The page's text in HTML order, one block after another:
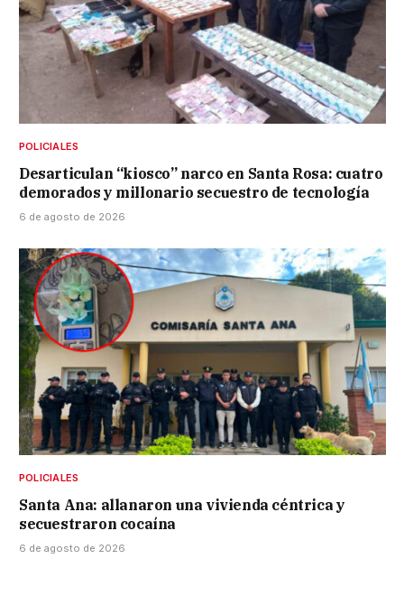
POLICIALES
Desarticulan “kiosco” narco en Santa Rosa: cuatro
demorados y millonario secuestro de tecnología
6 de agosto de 2026
POLICIALES
Santa Ana: allanaron una vivienda céntrica y
secuestraron cocaína
6 de agosto de 2026